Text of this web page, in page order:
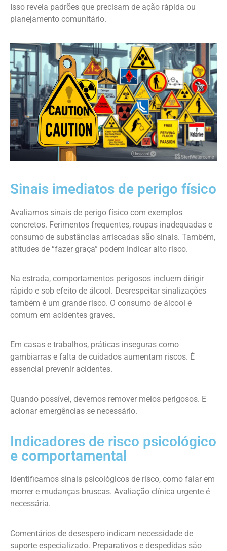
Isso revela padrões que precisam de ação rápida ou
planejamento comunitário.
Sinais imediatos de perigo físico
Avaliamos sinais de perigo físico com exemplos
concretos. Ferimentos frequentes, roupas inadequadas e
consumo de substâncias arriscadas são sinais. Também,
atitudes de “fazer graça” podem indicar alto risco.
Na estrada, comportamentos perigosos incluem dirigir
rápido e sob efeito de álcool. Desrespeitar sinalizações
também é um grande risco. O consumo de álcool é
comum em acidentes graves.
Em casas e trabalhos, práticas inseguras como
gambiarras e falta de cuidados aumentam riscos. É
essencial prevenir acidentes.
Quando possível, devemos remover meios perigosos. E
acionar emergências se necessário.
Indicadores de risco psicológico
e comportamental
Identificamos sinais psicológicos de risco, como falar em
morrer e mudanças bruscas. Avaliação clínica urgente é
necessária.
Comentários de desespero indicam necessidade de
suporte especializado. Preparativos e despedidas são